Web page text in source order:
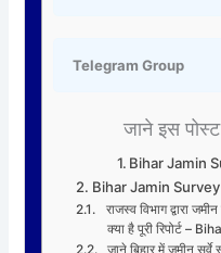
Telegram Group
जाने इस
Bihar Jamin
Bihar Jamin
राजस्व विभाग द्वारा
क्या है पूरी रिपोर्ट –
जाने बिहार में जमीन